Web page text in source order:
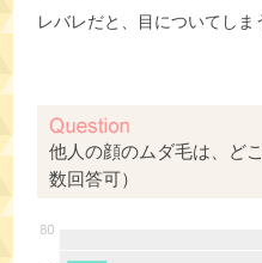
レバレだと、目についてしま
他人の顔のムダ毛は、ど
数回答可）